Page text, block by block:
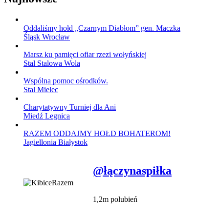
Oddaliśmy hołd „Czarnym Diabłom” gen. Maczka
Śląsk Wrocław
Marsz ku pamięci ofiar rzezi wołyńskiej
Stal Stalowa Wola
Wspólna pomoc ośrodków.
Stal Mielec
Charytatywny Turniej dla Ani
Miedź Legnica
RAZEM ODDAJMY HOŁD BOHATEROM!
Jagiellonia Białystok
@łączynaspiłka
1,2m polubień